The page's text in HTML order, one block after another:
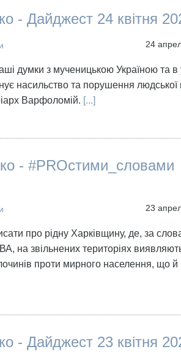
- Дайджест 24 квітня
24
думки з мученицькою Україною та в
насильство та порушення людської
Варфоломій. [...]
- #PROстими_словами
23
про рідну Харківщину, де, за
на звільнених територіях
проти мирного населення, що й
- Дайджест 23 квітня